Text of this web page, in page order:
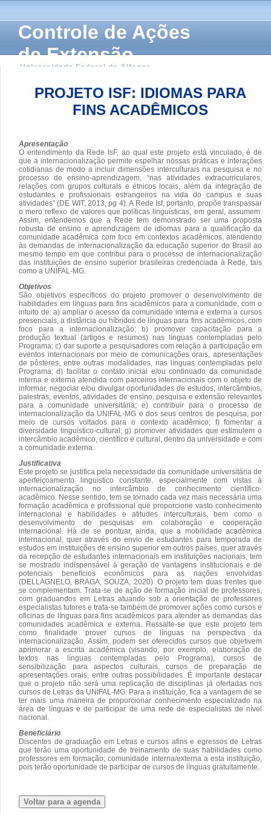
Controle de Ações
de Extensão
Universidade Federal de Alfenas
PROJETO ISF: IDIOMAS PARA
FINS ACADÊMICOS
Apresentação
O entendimento da Rede IsF, ao qual este projeto está vinculado, é de
que a internacionalização permite espelhar nossas práticas e interações
cotidianas de modo a incluir dimensões interculturais na pesquisa e no
processo de ensino-aprendizagem, “nas atividades extracurriculares,
relações com grupos culturais e étnicos locais, além da integração de
estudantes e profissionais estrangeiros na vida do campus e suas
atividades” (DE WIT, 2013, pg 4). A Rede Isf, portanto, propõe transpassar
o mero reflexo de valores que políticas linguísticas, em geral, assumem.
Assim, entendemos que a Rede tem demonstrado ser uma proposta
robusta de ensino e aprendizagem de idiomas para a qualificação da
comunidade acadêmica com foco em contextos acadêmicos, atendendo
às demandas de internacionalização da educação superior do Brasil ao
mesmo tempo em que contribui para o processo de internacionalização
das instituições de ensino superior brasileiras credenciada à Rede, tais
como a UNIFAL-MG.
Objetivos
São objetivos específicos do projeto promover o desenvolvimento de
habilidades em línguas para fins acadêmicos para a comunidade, com o
intuito de: a) ampliar o acesso da comunidade interna e externa a cursos
presenciais, a distância ou híbridos de línguas para fins acadêmicos, com
foco para a internacionalização; b) promover capacitação para a
produção textual (artigos e resumos) nas línguas contempladas pelo
Programa; c) dar suporte a pesquisadores com relação à participação em
eventos internacionais por meio de comunicações orais, apresentações
de pôsteres, entre outras modalidades, nas línguas contempladas pelo
Programa; d) facilitar o contato inicial e/ou continuado da comunidade
interna e externa atendida com parceiros internacionais com o objeto de
informar, negociar e/ou divulgar oportunidades de estudos, intercâmbios,
palestras, eventos, atividades de ensino, pesquisa e extensão relevantes
para a comunidade universitária; e) contribuir para o processo de
internacionalização da UNIFAL-MG e dos seus centros de pesquisa, por
meio de cursos voltados para o contexto acadêmico; f) fomentar a
diversidade linguístico-cultural; g) promover atividades que estimulem o
intercâmbio acadêmico, científico e cultural, dentro da universidade e com
a comunidade externa.
Justificativa
Este projeto se justifica pela necessidade da comunidade universitária de
aperfeiçoamento linguístico constante, especialmente com vistas à
internacionalização no intercâmbio de conhecimento científico-
acadêmico. Nesse sentido, tem se tornado cada vez mais necessária uma
formação acadêmica e profissional que proporcione vasto conhecimento
internacional e habilidades e atitudes interculturais, bem como o
desenvolvimento de pesquisas em colaboração e cooperação
internacional. Há de se pontuar, ainda, que a mobilidade acadêmica
internacional, quer através do envio de estudantes para temporada de
estudos em instituições de ensino superior em outros países, quer através
da recepção de estudantes internacionais em instituições nacionais, tem
se mostrado indispensável à geração de vantagens institucionais e de
potenciais benefícios econômicos para as nações envolvidas
(DELLAGNELO, BRAGA, SOUZA, 2020). O projeto tem duas frentes que
se complementam. Trata-se de ação de formação inicial de professores,
com graduandos em Letras atuando sob a orientação de professores
especialistas tutores e trata-se também de promover ações como cursos e
oficinas de línguas para fins acadêmicos para atender as demandas das
comunidades acadêmica e externa. Ressalte-se que este projeto tem
como finalidade prover cursos de línguas na perspectiva da
internacionalização. Assim, podem ser oferecidos cursos que objetivem
aprimorar a escrita acadêmica (visando, por exemplo, elaboração de
textos nas línguas contempladas pelo Programa), cursos de
sensibilização para aspectos culturais, cursos de preparação de
apresentações orais, entre outras possibilidades. É importante destacar
que o projeto não será uma replicação de disciplinas já ofertadas nos
cursos de Letras da UNIFAL-MG. Para a instituição, fica a vantagem de se
ter mais uma maneira de proporcionar conhecimento especializado na
área de línguas e de participar de uma rede de especialistas de nível
nacional.
Beneficiário
Discentes de graduação em Letras e cursos afins e egressos de Letras
que terão uma oportunidade de treinamento de suas habilidades como
professores em formação; comunidade interna/externa a esta instituição,
pois terão oportunidade de participar de cursos de línguas gratuitamente.
Voltar para a agenda